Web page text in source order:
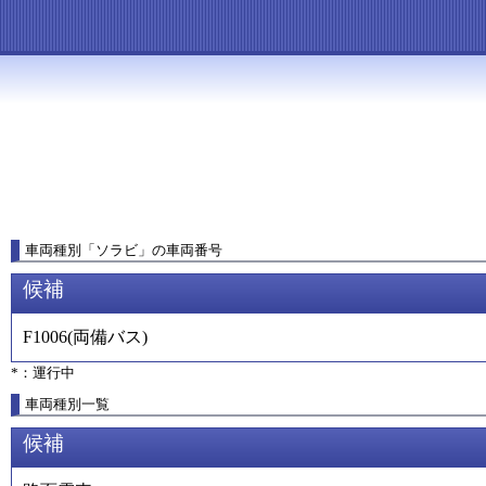
車両種別 「 ソラビ 」 の車両番号
候補
F1006(両備バス)
*：運行中
車両種別一覧
候補